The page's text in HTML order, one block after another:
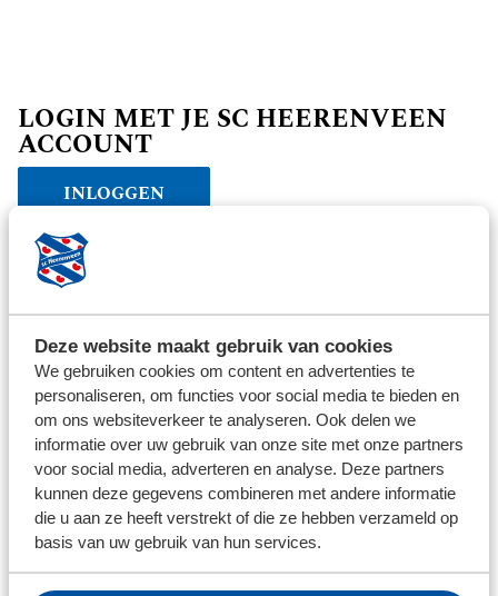
Deze website maakt gebruik van cookies
We gebruiken cookies om content en advertenties te
personaliseren, om functies voor social media te bieden en
om ons websiteverkeer te analyseren. Ook delen we
informatie over uw gebruik van onze site met onze partners
voor social media, adverteren en analyse. Deze partners
kunnen deze gegevens combineren met andere informatie
die u aan ze heeft verstrekt of die ze hebben verzameld op
basis van uw gebruik van hun services.
LOGIN MET JE SC HEERENVEEN
ACCOUNT
INLOGGEN
Verder winkelen